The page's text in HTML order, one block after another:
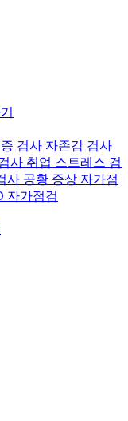
검사 자존감 검사
사 취업 스트레스 검
사 공황 증상 자가점
자가점검